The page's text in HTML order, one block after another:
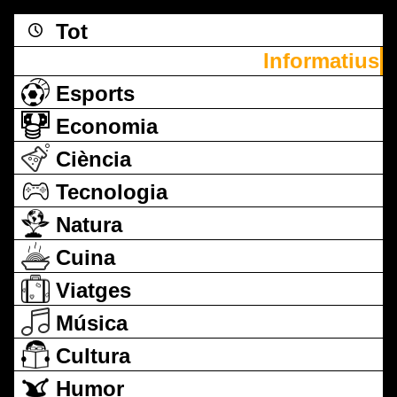
Tot
Informatius
Esports
Economia
Ciència
Tecnologia
Natura
Cuina
Viatges
Música
Cultura
Humor